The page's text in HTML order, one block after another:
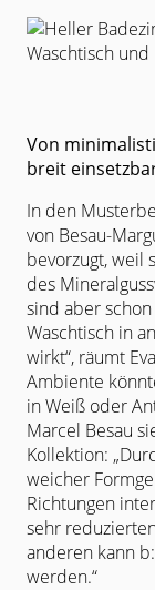
Von
breit
In den
von Besau-
bevorzugt, weil
des
sind aber
Waschtisch in
wirkt“, räumt
Ambiente
in Weiß oder
Marcel Besau
Kollektion:
weicher
Richtungen
sehr
anderen kann
werden.“